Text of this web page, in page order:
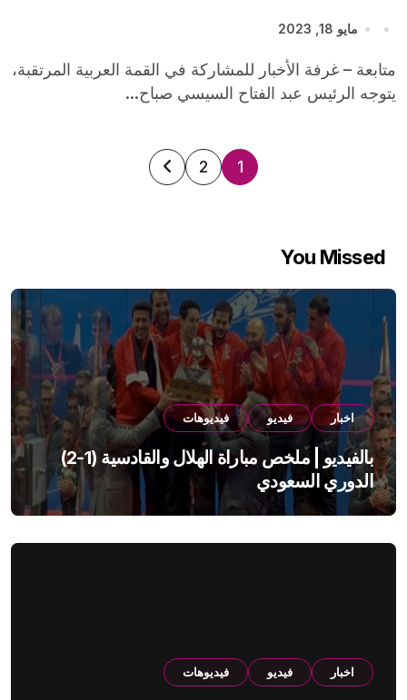
مايو 18, 2023
متابعة – غرفة الأخبار للمشاركة في القمة العربية المرتقبة،
يتوجه الرئيس عبد الفتاح السيسي صباح...
تعدد
1
2
You Missed
اخبار فيديو فيديوهات
بالفيديو | ملخص مباراة الهلال والقادسية (1-2)
الدوري السعودي
اخبار فيديو فيديوهات